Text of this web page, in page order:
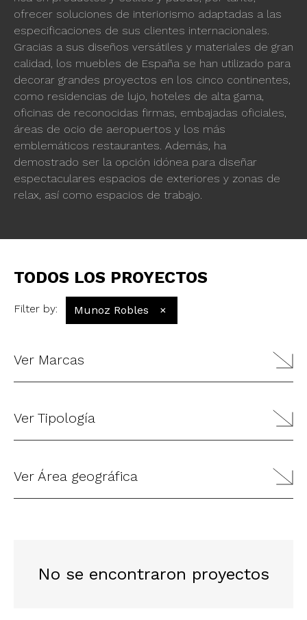
ofrecer soluciones de interiorismo adaptadas a las
especificaciones de sus clientes internacionales.
Gracias a sus diseños versátiles y materiales de gran
calidad, los muebles de España se han utilizado para
decorar grandes proyectos en los cinco continentes,
como residencias de lujo, hoteles de alta gama,
oficinas de reconocidas firmas, embajadas oficiales,
áreas de ocio de aeropuertos y los más
emblemáticos restaurantes. Además, ha
demostrado ser la opción idónea para diseñar
espectaculares espacios de exteriores y zonas de
relax, así como espacios de trabajo.
TODOS LOS PROYECTOS
Filter by: Munoz Robles ×
Ver Marcas
Ver Tipología
Ver Área geográfica
No se encontraron proyectos